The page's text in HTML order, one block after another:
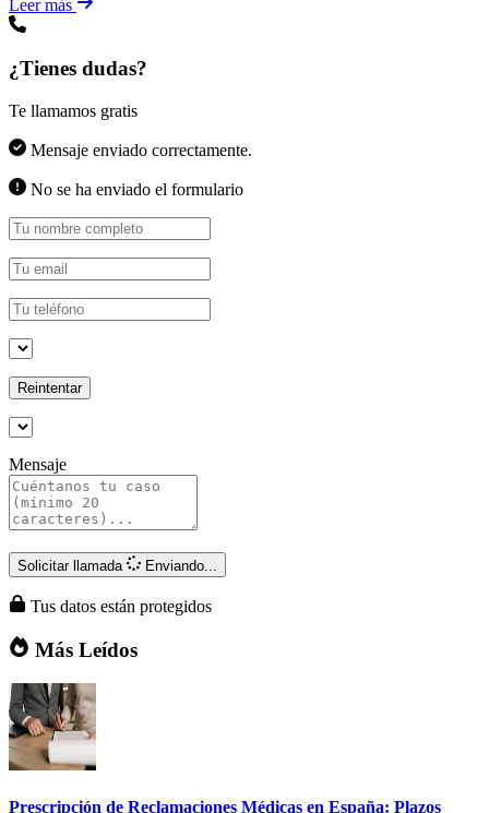
Leer más
¿Tienes dudas?
Te llamamos gratis
Mensaje enviado correctamente.
No se ha enviado el formulario
Reintentar
Mensaje
Solicitar llamada Enviando...
Tus datos están protegidos
Más Leídos
Prescripción de Reclamaciones Médicas en España: Plazos